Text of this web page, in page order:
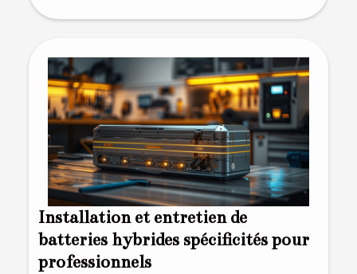
Installation et entretien de
batteries hybrides spécificités pour
professionnels